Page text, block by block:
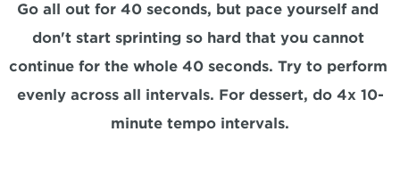
Go all out for 40 seconds, but pace yourself and
don't start sprinting so hard that you cannot
continue for the whole 40 seconds. Try to perform
evenly across all intervals. For dessert, do 4x 10-
minute tempo intervals.